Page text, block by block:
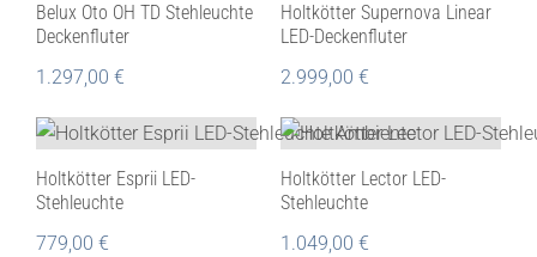
Belux Oto OH TD Stehleuchte
Deckenfluter
1.297,00 €
Holtkötter Supernova Linear
LED-Deckenfluter
2.999,00 €
Holtkötter Esprii LED-
Stehleuchte
779,00 €
Holtkötter Lector LED-
Stehleuchte
1.049,00 €